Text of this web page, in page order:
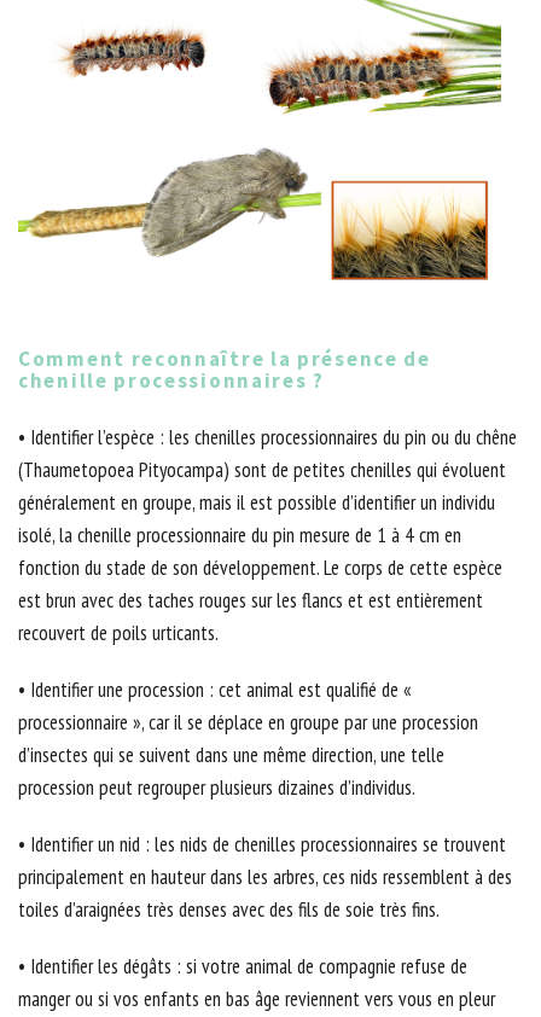
Comment reconnaître la présence de
chenille processionnaires ?
• Identifier l’espèce : les chenilles processionnaires du pin ou du chêne
(Thaumetopoea Pityocampa) sont de petites chenilles qui évoluent
généralement en groupe, mais il est possible d’identifier un individu
isolé, la chenille processionnaire du pin mesure de 1 à 4 cm en
fonction du stade de son développement. Le corps de cette espèce
est brun avec des taches rouges sur les flancs et est entièrement
recouvert de poils urticants.
• Identifier une procession : cet animal est qualifié de «
processionnaire », car il se déplace en groupe par une procession
d’insectes qui se suivent dans une même direction, une telle
procession peut regrouper plusieurs dizaines d’individus.
• Identifier un nid : les nids de chenilles processionnaires se trouvent
principalement en hauteur dans les arbres, ces nids ressemblent à des
toiles d’araignées très denses avec des fils de soie très fins.
• Identifier les dégâts : si votre animal de compagnie refuse de
manger ou si vos enfants en bas âge reviennent vers vous en pleur